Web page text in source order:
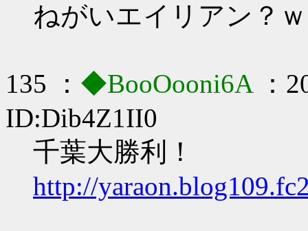
ねがいエイリアン？ｗ
135 ： ◆BooOooni6A
：
ID:Dib4Z1II0
千葉大勝利！
http://